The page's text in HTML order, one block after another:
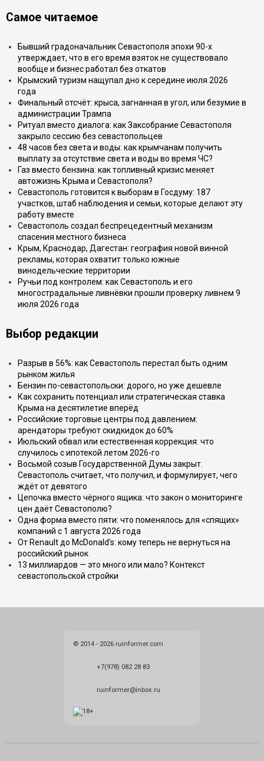
Самое читаемое
Бывший градоначальник Севастополя эпохи 90-х
утверждает, что в его время взяток не существовало
вообще и бизнес работал без откатов
Крымский туризм нащупал дно к середине июля 2026
года
Финальный отсчёт: крыса, загнанная в угол, или безумие в
администрации Трампа
Ритуал вместо диалога: как Заксобрание Севастополя
закрыло сессию без севастопольцев
48 часов без света и воды: как крымчанам получить
выплату за отсутствие света и воды во время ЧС?
Газ вместо бензина: как топливный кризис меняет
автожизнь Крыма и Севастополя?
Севастополь готовится к выборам в Госдуму: 187
участков, штаб наблюдения и семьи, которые делают эту
работу вместе
Севастополь создал беспрецедентный механизм
спасения местного бизнеса
Крым, Краснодар, Дагестан: география новой винной
рекламы, которая охватит только южные
винодельческие территории
Ручьи под контролем: как Севастополь и его
многострадальные ливнёвки прошли проверку ливнем 9
июля 2026 года
Выбор редакции
Разрыв в 56%: как Севастополь перестал быть одним
рынком жилья
Бензин по-севастопольски: дорого, но уже дешевле
Как сохранить потенциал или стратегическая ставка
Крыма на десятилетие вперёд
Российские торговые центры под давлением:
арендаторы требуют скидкидок до 60%
Июльский обвал или естественная коррекция: что
случилось с ипотекой летом 2026-го
Восьмой созыв Государственной Думы закрыт.
Севастополь считает, что получил, и формулирует, чего
ждёт от девятого
Цепочка вместо чёрного ящика: что закон о мониторинге
цен даёт Севастополю?
Одна форма вместо пяти: что поменялось для «спящих»
компаний с 1 августа 2026 года
От Renault до McDonald's: кому теперь не вернуться на
российский рынок
13 миллиардов — это много или мало? Контекст
севастопольской стройки
© 2014 - 2026 ruinformer.com
+7(978) 082 28 83
ruinformer@inbox.ru